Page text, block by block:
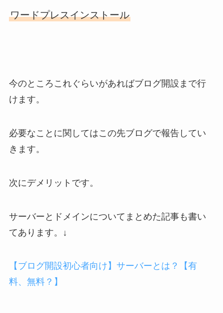
ワードプレスインストール
今のところこれぐらいがあればブログ開設まで行
けます。
必要なことに関してはこの先ブログで報告してい
きます。
次にデメリットです。
サーバーとドメインについてまとめた記事も書い
てあります。↓
【ブログ開設初心者向け】サーバーとは？【有
料、無料？】